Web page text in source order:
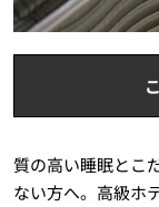
質の高い睡眠とこ
ない方へ。高級ホ